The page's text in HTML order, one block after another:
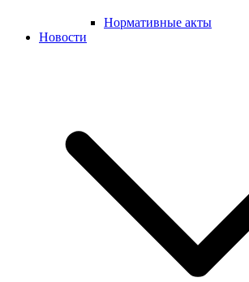
Нормативные акты
Новости